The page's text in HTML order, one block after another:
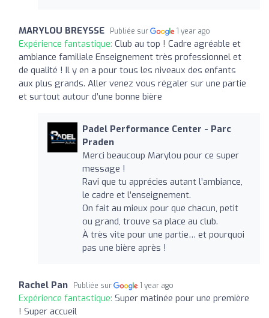
MARYLOU BREYSSE Publiée sur 1 year ago
Expérience fantastique: Club au top ! Cadre agréable et
ambiance familiale Enseignement très professionnel et
de qualité ! Il y en a pour tous les niveaux des enfants
aux plus grands. Aller venez vous régaler sur une partie
et surtout autour d’une bonne bière
Padel Performance Center - Parc
Praden
Merci beaucoup Marylou pour ce super
message !
Ravi que tu apprécies autant l’ambiance,
le cadre et l’enseignement.
On fait au mieux pour que chacun, petit
ou grand, trouve sa place au club.
À très vite pour une partie… et pourquoi
pas une bière après !
Rachel Pan Publiée sur 1 year ago
Expérience fantastique: Super matinée pour une première
! Super accueil